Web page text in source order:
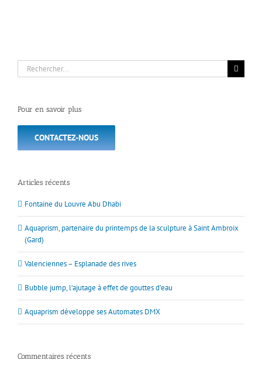
Rechercher:
Pour en savoir plus
CONTACTEZ-NOUS
Articles récents
Fontaine du Louvre Abu Dhabi
Aquaprism, partenaire du printemps de la sculpture à Saint Ambroix
(Gard)
Valenciennes – Esplanade des rives
Bubble jump, l’ajutage à effet de gouttes d’eau
Aquaprism développe ses Automates DMX
Commentaires récents